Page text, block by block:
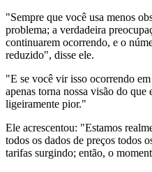
"Sempre que você usa menos
problema; a verdadeira
continuarem ocorrendo, e o
reduzido", disse ele.
"E se você vir isso ocorrendo
apenas torna nossa visão do que
ligeiramente pior."
Ele acrescentou: "Estamos
todos os dados de preços todos
tarifas surgindo; então, o